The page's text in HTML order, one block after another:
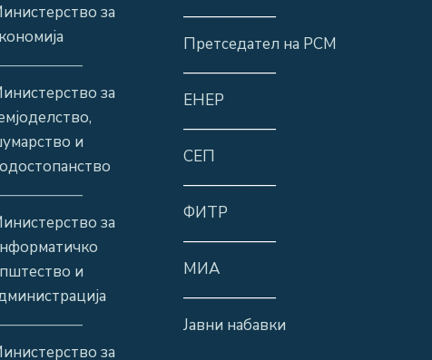
за
за
и
за
и
за
——————
Претседател на РСМ
——————
ЕНЕР
——————
СЕП
——————
ФИТР
——————
МИА
——————
Јавни набавки